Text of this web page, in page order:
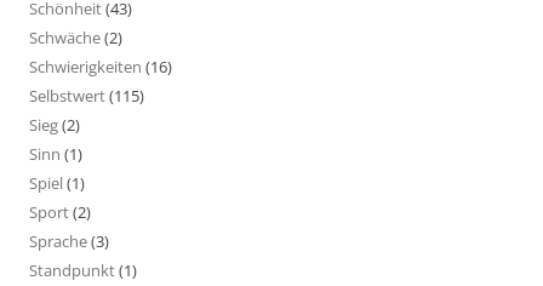
Schönheit(43)
Schwäche(2)
Schwierigkeiten (16)
Selbstwert(115)
Sieg(2)
Sinn (1)
Spiel(1)
Sport(2)
Sprache(3)
Standpunkt(1)